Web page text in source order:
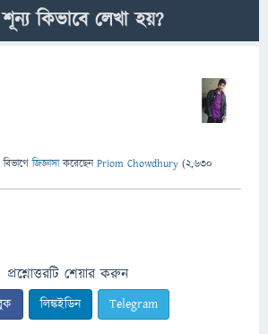
কিভাবে লেখা হয়?
জিজ্ঞাসাকরেছেনPriom Chowdhury (2,630
প্রশ্নোত্তরটি শেয়ার করুন
লিঙ্কইডিন Telegram